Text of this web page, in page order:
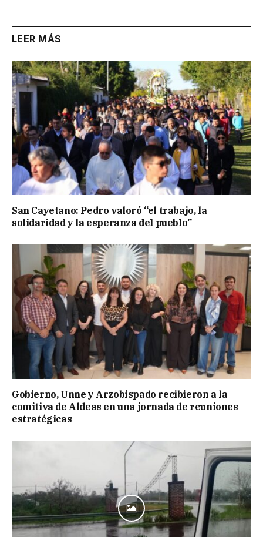
LEER MÁS
San Cayetano: Pedro valoró “el trabajo, la
solidaridad y la esperanza del pueblo”
Gobierno, Unne y Arzobispado recibieron a la
comitiva de Aldeas en una jornada de reuniones
estratégicas